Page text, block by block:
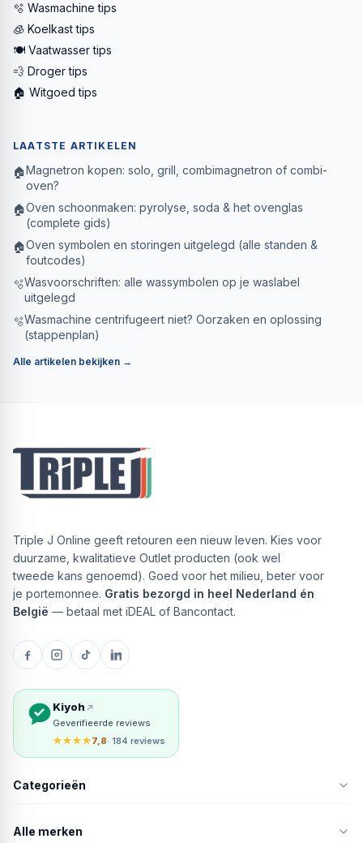
🫧 Wasmachine tips
🧊 Koelkast tips
🍽️ Vaatwasser tips
💨 Droger tips
🏠 Witgoed tips
LAATSTE ARTIKELEN
🏠Magnetron kopen: solo, grill, combimagnetron of combi-
oven?
🏠Oven schoonmaken: pyrolyse, soda & het ovenglas
(complete gids)
🏠Oven symbolen en storingen uitgelegd (alle standen &
foutcodes)
🫧Wasvoorschriften: alle wassymbolen op je waslabel
uitgelegd
🫧Wasmachine centrifugeert niet? Oorzaken en oplossing
(stappenplan)
Alle artikelen bekijken →
Triple J Online geeft retouren een nieuw leven. Kies voor
duurzame, kwalitatieve Outlet producten (ook wel
tweede kans genoemd). Goed voor het milieu, beter voor
je portemonnee. Gratis bezorgd in heel Nederland én
België — betaal met iDEAL of Bancontact.
Kiyoh
Geverifieerde reviews
★★★★7,8· 184 reviews
Categorieën
Alle merken